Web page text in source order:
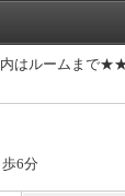
はルームまで
6分